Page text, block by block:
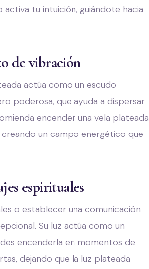
tu intuición, guiándote hacia
de vibración
actúa como un escudo
poderosa, que ayuda a dispersar
encender una vela plateada
un campo energético que
espirituales
o establecer una comunicación
Su luz actúa como un
encenderla en momentos de
dejando que la luz plateada